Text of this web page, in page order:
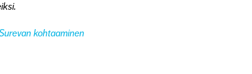
kohtaaminen